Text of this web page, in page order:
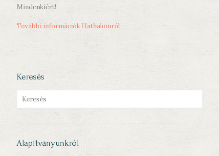
Mindenkiért!
További információk Hathalomról
Keresés
Alapítványunkról